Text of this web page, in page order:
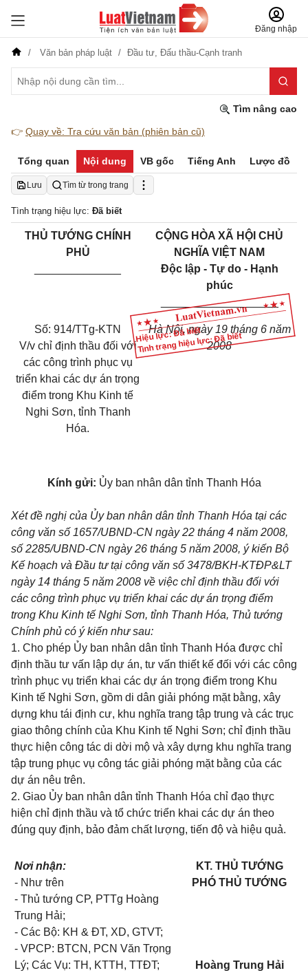
Đăng nhập
Văn bản pháp luật Đầu tư, Đấu thầu-Cạnh tranh
Tìm nâng cao
👉 Quay về: Tra cứu văn bản (phiên bản cũ)
Tổng quan Nội dung VB gốc Tiếng Anh Lược đồ
Lưu Tìm từ trong trang
Tình trạng hiệu lực: Đã biết
Hiệu lực: Đã biết
Tình trạng hiệu lực: Đã biết
THỦ TƯỚNG CHÍNH
PHỦ
CỘNG HÒA XÃ HỘI CHỦ
NGHĨA VIỆT NAM
Độc lập - Tự do - Hạnh
phúc
___________________
Số: 914/TTg-KTN
V/v chỉ định thầu đối với
các công trình phục vụ
triển khai các dự án trọng
điểm trong Khu Kinh tế
Nghi Sơn, tỉnh Thanh
Hóa.
Hà Nội, ngày 19 tháng 6 năm
2008
Kính gửi: Ủy ban nhân dân tỉnh Thanh Hóa
Xét đề nghị của Ủy ban nhân dân tỉnh Thanh Hóa tại các
công văn số 1657/UBND-CN ngày 22 tháng 4 năm 2008,
số 2285/UBND-CN ngày 26 tháng 5 năm 2008, ý kiến Bộ
Kế hoạch và Đầu tư tại công văn số 3478/BKH-KTĐP&LT
ngày 14 tháng 5 năm 2008 về việc chỉ định thầu đối với
các công trình phục vụ triển khai các dự án trọng điểm
trong Khu Kinh tế Nghi Sơn, tỉnh Thanh Hóa, Thủ tướng
Chính phủ có ý kiến như sau:
1. Cho phép Ủy ban nhân dân tỉnh Thanh Hóa được chỉ
định thầu tư vấn lập dự án, tư vấn thiết kế đối với các công
trình phục vụ triển khai các dự án trọng điểm trong Khu
Kinh tế Nghi Sơn, gồm di dân giải phóng mặt bằng, xây
dựng khu tái định cư, khu nghĩa trang tập trung và các trục
giao thông chính của Khu Kinh tế Nghi Sơn; chỉ định thầu
thực hiện công tác di dời mộ và xây dựng khu nghĩa trang
tập trung phục vụ công tác giải phóng mặt bằng của các
dự án nêu trên.
2. Giao Ủy ban nhân dân tỉnh Thanh Hóa chỉ đạo thực
hiện chỉ định thầu và tổ chức triển khai các dự án theo
đúng quy định, bảo đảm chất lượng, tiến độ và hiệu quả.
Nơi nhận:
- Như trên
- Thủ tướng CP, PTTg Hoàng
Trung Hải;
- Các Bộ: KH & ĐT, XD, GTVT;
- VPCP: BTCN, PCN Văn Trọng
Lý; Các Vụ: TH, KTTH, TTĐT;
KT. THỦ TƯỚNG
PHÓ THỦ TƯỚNG
Hoàng Trung Hải